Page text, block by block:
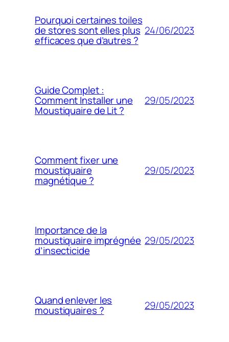
Pourquoi certaines toiles
de stores sont elles plus
efficaces que d’autres ?
24/06/2023
Guide Complet :
Comment Installer une
Moustiquaire de Lit ?
29/05/2023
Comment fixer une
moustiquaire
magnétique ?
29/05/2023
Importance de la
moustiquaire imprégnée
d’insecticide
29/05/2023
Quand enlever les
moustiquaires ? 29/05/2023